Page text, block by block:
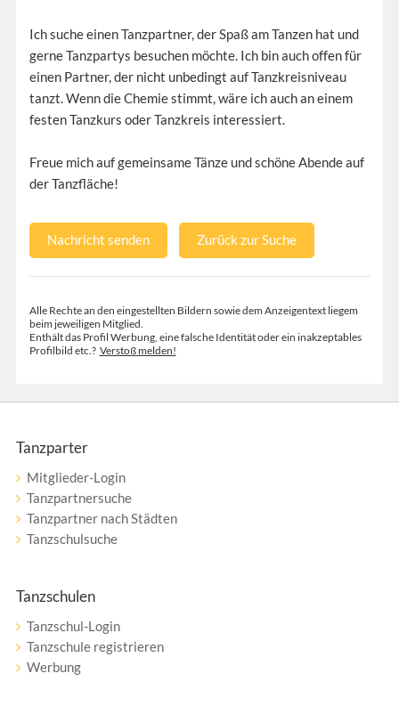
Ich suche einen Tanzpartner, der Spaß am Tanzen hat und
gerne Tanzpartys besuchen möchte. Ich bin auch offen für
einen Partner, der nicht unbedingt auf Tanzkreisniveau
tanzt. Wenn die Chemie stimmt, wäre ich auch an einem
festen Tanzkurs oder Tanzkreis interessiert.
Freue mich auf gemeinsame Tänze und schöne Abende auf
der Tanzfläche!
Nachricht senden Zurück zur Suche
Alle Rechte an den eingestellten Bildern sowie dem Anzeigentext liegem
beim jeweiligen Mitglied.
Enthält das Profil Werbung, eine falsche Identität oder ein inakzeptables
Profilbild etc.? Verstoß melden!
Tanzparter
Mitglieder-Login
Tanzpartnersuche
Tanzpartner nach Städten
Tanzschulsuche
Tanzschulen
Tanzschul-Login
Tanzschule registrieren
Werbung